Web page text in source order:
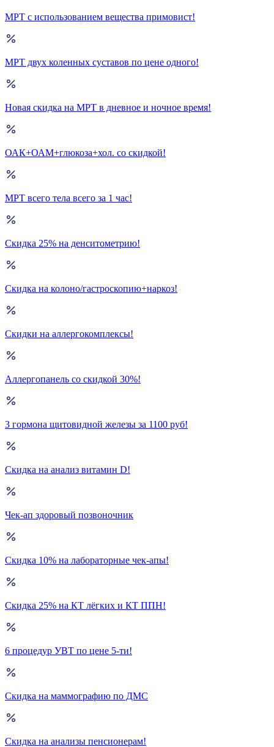
МРТ с использованием вещества примовист!
МРТ двух коленных суставов по цене одного!
Новая скидка на МРТ в дневное и ночное время!
ОАК+ОАМ+глюкоза+хол. со скидкой!
МРТ всего тела всего за 1 час!
Скидка 25% на денситометрию!
Скидка на колоно/гастроскопию+наркоз!
Скидки на аллергокомплексы!
Аллергопанель со скидкой 30%!
3 гормона щитовидной железы за 1100 руб!
Скидка на анализ витамин D!
Чек-ап здоровый позвоночник
Скидка 10% на лабораторные чек-апы!
Скидка 25% на КТ лёгких и КТ ППН!
6 процедур УВТ по цене 5-ти!
Скидка на маммографию по ДМС
Скидка на анализы пенсионерам!